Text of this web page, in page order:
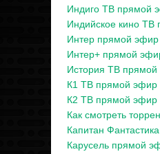
Индиго ТВ прямой
Индийское кино
Интер прямой эфир
Интер+ прямой
История ТВ
К1 ТВ прямой эфир
К2 ТВ прямой эфир
Как смотреть
Капитан
Карусель прямой